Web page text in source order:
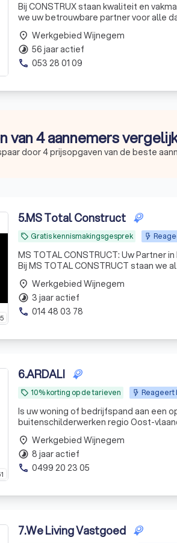
Bij CONSTRUX staan kwaliteit en
we uw betrouwbare partner voor alle
dakrenovatie of gevelbekleding, wij
grootst
place Werkgebied Wijnegem
timelapse 56 jaar actief
phone 053 28 01 09
van 4 aannemers
door 4 prijsopgaven van de beste
5
5.MS Total Construct
local_offer Gratis kennismakingsgesprek
MS TOTAL CONSTRUCT: Uw Partner in Kwalitatieve
Bij MS TOTAL CONSTRUCT staan we
betrouwbare service. Wij begrijpen
de groo
place Werkgebied Wijnegem
timelapse 3 jaar actief
phone 014 48 03 78
6.ARDALI
local_offer 10% korting op de tarieven Reageert
Is uw woning of bedrijfspand aan een
buitenschilderwerken regio Oost-vlaanderen,
ons op het bieden van uitstekende
speciali
place Werkgebied Wijnegem
timelapse 8 jaar actief
phone 0499 20 23 05
7.We Living Vastgoed